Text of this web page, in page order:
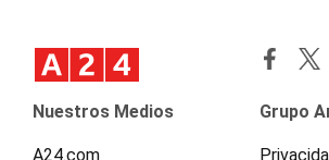
Nuestros Medios
A24.com
Grupo